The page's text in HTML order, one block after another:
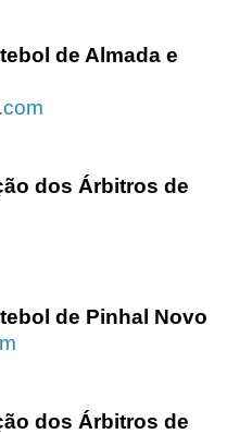
de Almada e
dos Árbitros de
de Pinhal Novo
dos Árbitros de